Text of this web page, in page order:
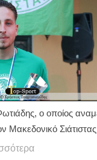
ο οποίος
Μακεδονικό